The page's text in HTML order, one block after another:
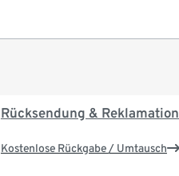
Rücksendung & Reklamation
Kostenlose Rückgabe / Umtausch